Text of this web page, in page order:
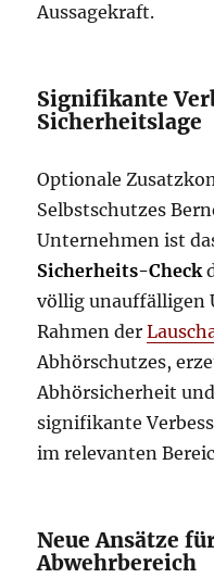
Aussagekraft.
Signifikante
Sicherheitslage
Optionale
Selbstschutzes
Unternehmen ist
Sicherheits-Check
völlig unauffälligen
Rahmen der
Abhörschutzes,
Abhörsicherheit
signifikante
im relevanten
Neue Ansätze
Abwehrbereich